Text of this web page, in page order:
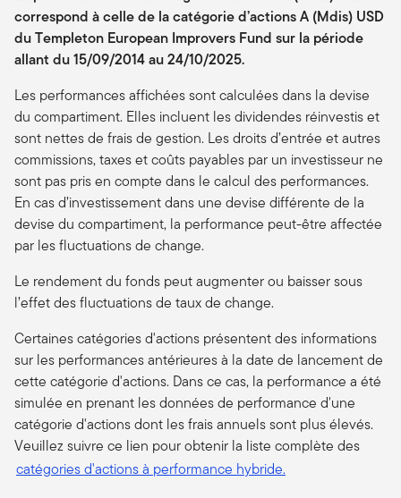
correspond à celle de la catégorie d’actions A (Mdis) USD
du Templeton European Improvers Fund sur la période
allant du 15/09/2014 au 24/10/2025.
Les performances affichées sont calculées dans la devise
du compartiment. Elles incluent les dividendes réinvestis et
sont nettes de frais de gestion. Les droits d’entrée et autres
commissions, taxes et coûts payables par un investisseur ne
sont pas pris en compte dans le calcul des performances.
En cas d’investissement dans une devise différente de la
devise du compartiment, la performance peut-être affectée
par les fluctuations de change.
Le rendement du fonds peut augmenter ou baisser sous
l’effet des fluctuations de taux de change.
Certaines catégories d'actions présentent des informations
sur les performances antérieures à la date de lancement de
cette catégorie d'actions. Dans ce cas, la performance a été
simulée en prenant les données de performance d'une
catégorie d'actions dont les frais annuels sont plus élevés.
Veuillez suivre ce lien pour obtenir la liste complète des
catégories d'actions à performance hybride.